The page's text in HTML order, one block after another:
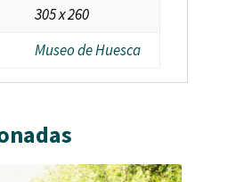
305 x 260
Museo de Huesca